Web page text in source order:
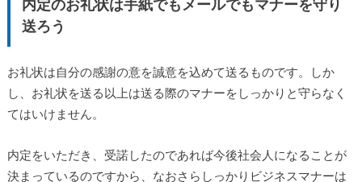
内定のお礼状は手紙でもメールでもマナーを守り
送ろう
お礼状は自分の感謝の意を誠意を込めて送るものです。しか
し、お礼状を送る以上は送る際のマナーをしっかりと守らなく
てはいけません。
内定をいただき、受諾したのであれば今後社会人になることが
決まっているのですから、なおさらしっかりビジネスマナーは